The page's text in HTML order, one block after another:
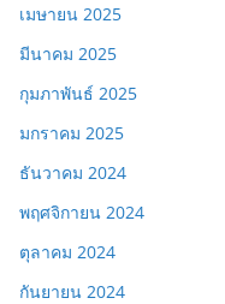
เมษายน 2025
มีนาคม 2025
กุมภาพันธ์ 2025
มกราคม 2025
ธันวาคม 2024
พฤศจิกายน 2024
ตุลาคม 2024
กันยายน 2024